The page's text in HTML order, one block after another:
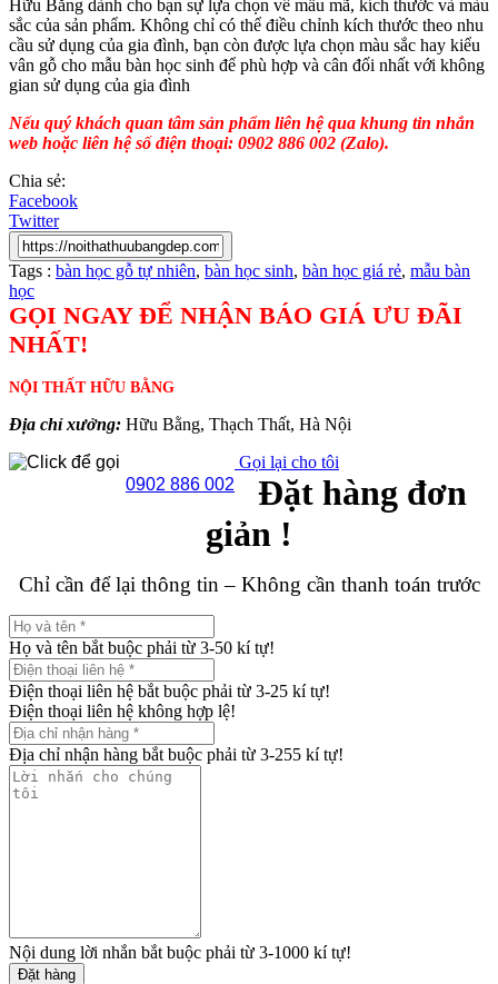
Hữu Bằng dành cho bạn sự lựa chọn về mẫu mã, kích thước và màu
sắc của sản phẩm. Không chỉ có thể điều chỉnh kích thước theo nhu
cầu sử dụng của gia đình, bạn còn được lựa chọn màu sắc hay kiểu
vân gỗ cho mẫu bàn học sinh để phù hợp và cân đối nhất với không
gian sử dụng của gia đình
Nếu quý khách quan tâm sản phẩm liên hệ qua khung tin nhắn
web hoặc liên hệ số điện thoại: 0902 886 002 (Zalo).
Chia sẻ:
Facebook
Twitter
Tags : bàn học gỗ tự nhiên, bàn học sinh, bàn học giá rẻ, mẫu bàn
học
GỌI NGAY ĐỂ NHẬN BÁO GIÁ ƯU ĐÃI
NHẤT!
NỘI THẤT HỮU BẰNG
Địa chỉ xưởng: Hữu Bằng, Thạch Thất, Hà Nội
0902 886 002
Gọi lại cho tôi
Đặt hàng đơn
giản !
Chỉ cần để lại thông tin – Không cần thanh toán trước
Họ và tên bắt buộc phải từ 3-50 kí tự!
Điện thoại liên hệ bắt buộc phải từ 3-25 kí tự!
Điện thoại liên hệ không hợp lệ!
Địa chỉ nhận hàng bắt buộc phải từ 3-255 kí tự!
Nội dung lời nhắn bắt buộc phải từ 3-1000 kí tự!
Đặt hàng